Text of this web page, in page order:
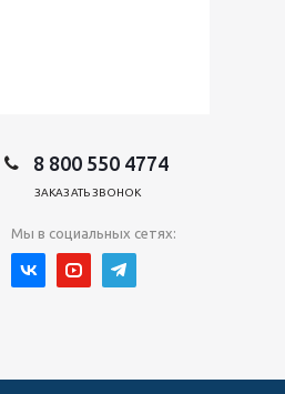
8 800 550 4774
ЗАКАЗАТЬ ЗВОНОК
Мы в социальных сетях: